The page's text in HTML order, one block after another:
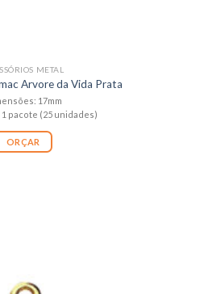
METAL
Arvore da Vida Prata
17mm
1 pacote (25 unidades)
ORÇAR